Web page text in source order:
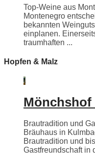
Top-Weine aus
Montenegro
bekannten
einplanen.
traumhaften ...
Hopfen & Malz
Mönchshof
Brautradition und
Bräuhaus in
Brautradition und
Gastfreundschaft in